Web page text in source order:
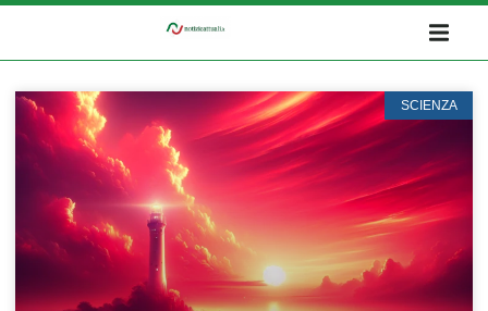
SCIENZA